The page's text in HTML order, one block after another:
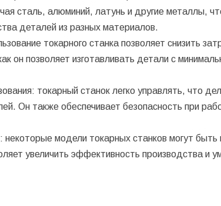
сталь, алюминий, латунь и другие металлы,
деталей из разных материалов.
токарного станка позволяет снизить
он позволяет изготавливать детали с
токарный станок легко управлять, что
Он также обеспечивает безопасность при
некоторые модели токарных станков могут быть
увеличить эффективность производства и